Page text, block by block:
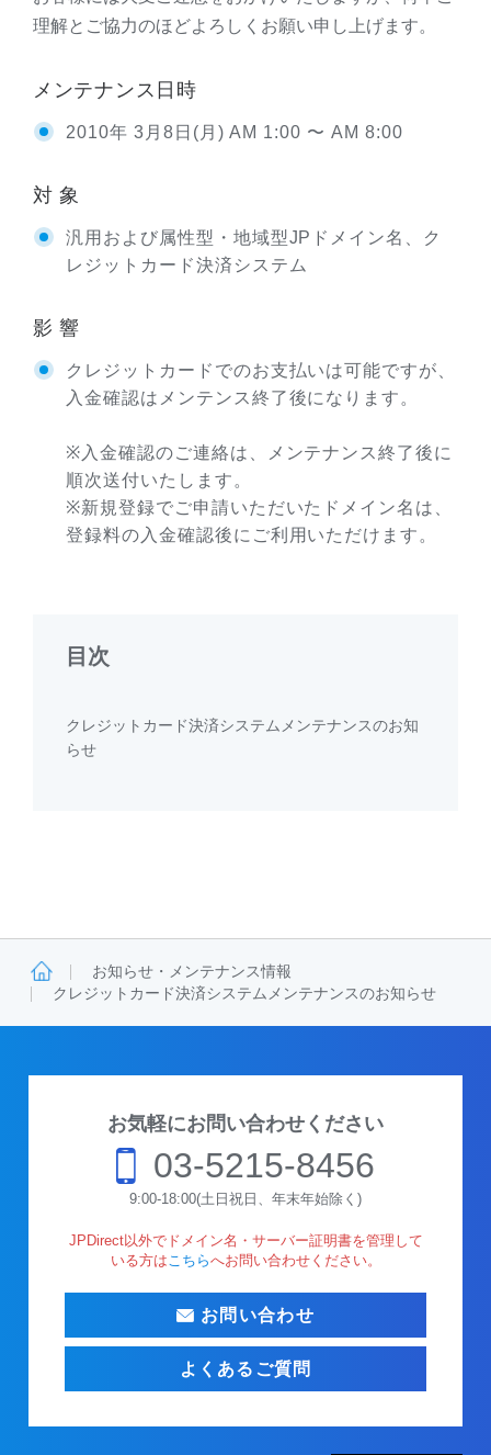
理解とご協力のほどよろしくお願い申し上げます。
メンテナンス日時
2010年 3月8日(月) AM 1:00 〜 AM 8:00
対 象
汎用および属性型・地域型JPドメイン名、ク
レジットカード決済システム
影 響
クレジットカードでのお支払いは可能ですが、
入金確認はメンテンス終了後になります。
※入金確認のご連絡は、メンテナンス終了後に
順次送付いたします。
※新規登録でご申請いただいたドメイン名は、
登録料の入金確認後にご利用いただけます。
目次
クレジットカード決済システムメンテナンスのお知
らせ
お知らせ・メンテナンス情報
クレジットカード決済システムメンテナンスのお知らせ
お気軽にお問い合わせください
03-5215-8456
9:00-18:00(土日祝日、年末年始除く)
JPDirect以外でドメイン名・サーバー証明書を管理して
いる方は こちらへお問い合わせください。
お問い合わせ
よくあるご質問